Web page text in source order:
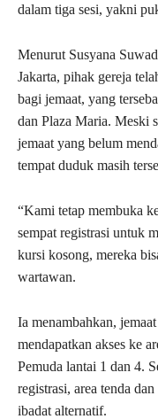
dalam tiga sesi, yakni
Menurut Susyana
Jakarta, pihak gereja
bagi jemaat, yang
dan Plaza Maria. Meski
jemaat yang belum
tempat duduk masih
“Kami tetap membuka
sempat registrasi untuk
kursi kosong, mereka
wartawan.
Ia menambahkan,
mendapatkan akses ke
Pemuda lantai 1 dan 4.
registrasi, area tenda
ibadat alternatif.